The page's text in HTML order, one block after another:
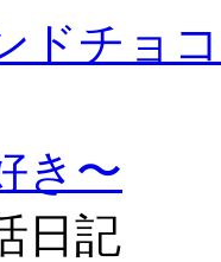
ドチョ
き〜
日記